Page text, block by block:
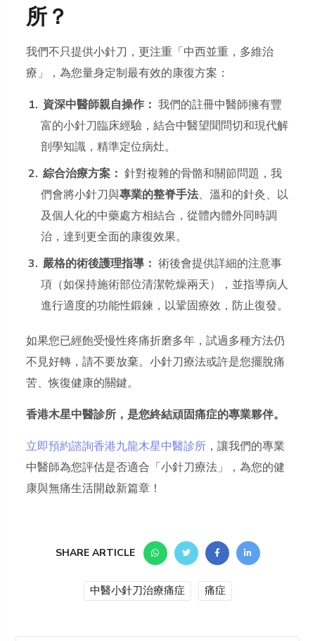
所？
我們不只提供小針刀，更注重「中西並重，多維治
療」，為您量身定制最有效的康復方案：
資深中醫師親自操作： 我們的註冊中醫師擁有豐
富的小針刀臨床經驗，結合中醫望聞問切和現代解
剖學知識，精準定位病灶。
綜合治療方案： 針對複雜的骨骼和關節問題，我
們會將小針刀與專業的整脊手法、溫和的針灸、以
及個人化的中藥處方相結合，從體內體外同時調
治，達到更全面的康復效果。
嚴格的術後護理指導： 術後會提供詳細的注意事
項（如保持施術部位清潔乾燥兩天），並指導病人
進行適度的功能性鍛鍊，以鞏固療效，防止復發。
如果您已經飽受慢性疼痛折磨多年，試過多種方法仍
不見好轉，請不要放棄。小針刀療法或許是您擺脫痛
苦、恢復健康的關鍵。
香港木星中醫診所，是您終結頑固痛症的專業夥伴。
立即預約諮詢香港九龍木星中醫診所 ，讓我們的專業
中醫師為您評估是否適合「小針刀療法」，為您的健
康與無痛生活開啟新篇章！
SHARE ARTICLE
中醫小針刀治療痛症 痛症